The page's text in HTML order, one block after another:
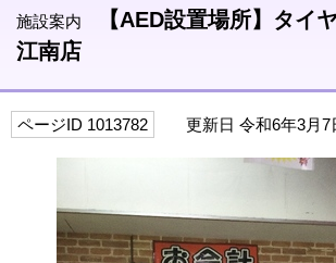
施設案内
【AED設置場所】タイ
江南店
ページID 1013782 更新日 令和6年3月7